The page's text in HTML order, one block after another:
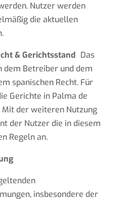
Nutzer werden
die aktuellen
& GerichtsstandDas
dem Betreiber und dem
spanischen Recht. Für
Gerichte in Palma de
der weiteren Nutzung
der Nutzer die in diesem
Regeln an.
insbesondere der